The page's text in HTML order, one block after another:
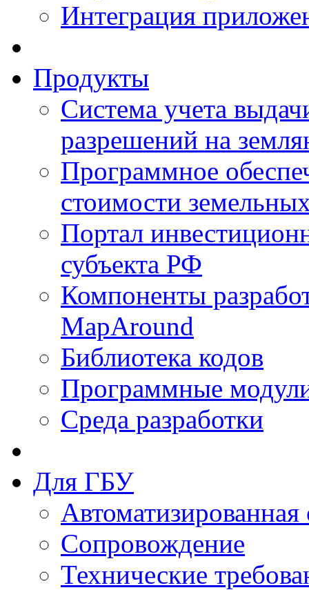
Интеграция
Продукты
Система учета
разрешений на
Программное
стоимости
Портал
субъекта РФ
Компоненты
MapAround
Библиотека кодов
Программные
Среда разработки
Для ГБУ
Сопровождение
Технические